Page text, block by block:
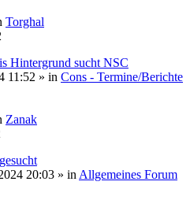
Torghal
Hintergrund sucht NSC
11:52 » in Cons - Termine/Berichte
Zanak
20:03 » in Allgemeines Forum